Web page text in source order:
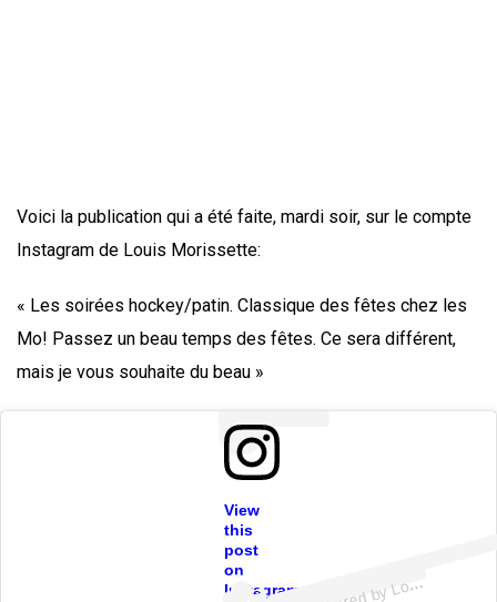
Voici la publication qui a été faite, mardi soir, sur le compte
Instagram de Louis Morissette:
« Les soirées hockey/patin. Classique des fêtes chez les
Mo! Passez un beau temps des fêtes. Ce sera différent,
mais je vous souhaite du beau »
View
this
post
on
Instagram
A
e
n